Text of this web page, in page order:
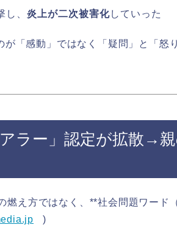
、 炎上が二次被害化していった
「感動」ではなく「疑問」と「怒
ラー」認定が拡散→
燃え方ではなく、**社会問題ワード
)